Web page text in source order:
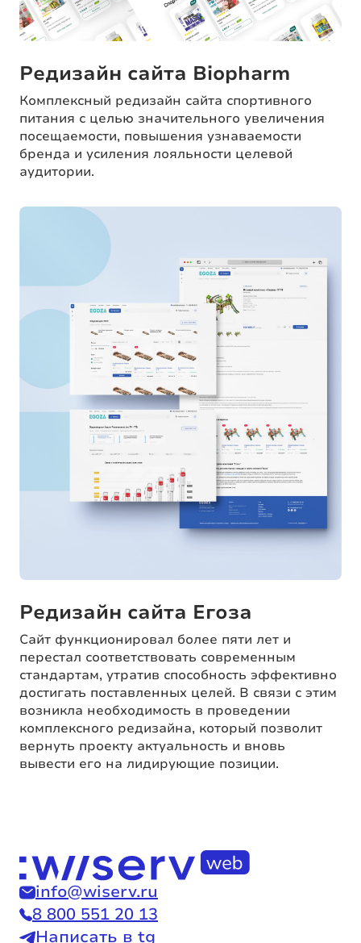
Редизайн сайта Biopharm
Комплексный редизайн сайта спортивного
питания с целью значительного увеличения
посещаемости, повышения узнаваемости
бренда и усиления лояльности целевой
аудитории.
Редизайн сайта Егоза
Сайт функционировал более пяти лет и
перестал соответствовать современным
стандартам, утратив способность эффективно
достигать поставленных целей. В связи с этим
возникла необходимость в проведении
комплексного редизайна, который позволит
вернуть проекту актуальность и вновь
вывести его на лидирующие позиции.
info@wiserv.ru
8 800 551 20 13
Написать в tg